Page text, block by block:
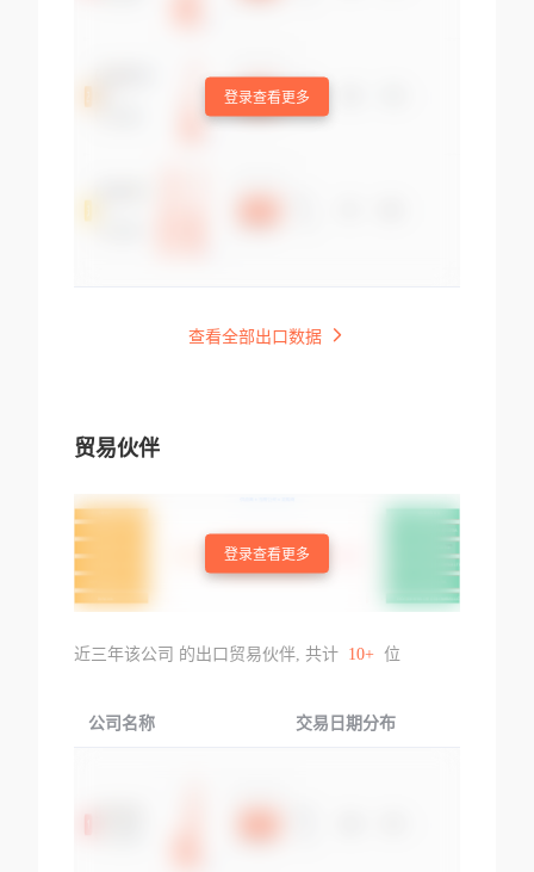
登录查看更多
查看全部出口数据
贸易伙伴
登录查看更多
近三年该公司 的出口贸易伙伴, 共计 10+ 位
公司名称 交易日期分布